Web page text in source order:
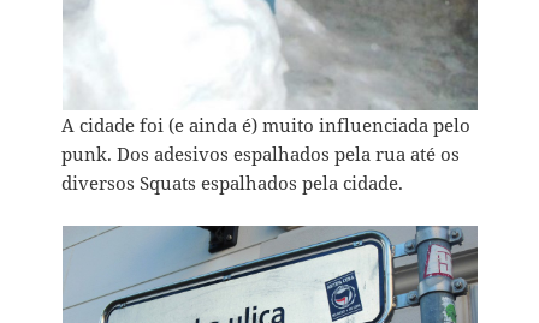
A cidade foi (e ainda é) muito influenciada pelo
punk. Dos adesivos espalhados pela rua até os
diversos Squats espalhados pela cidade.